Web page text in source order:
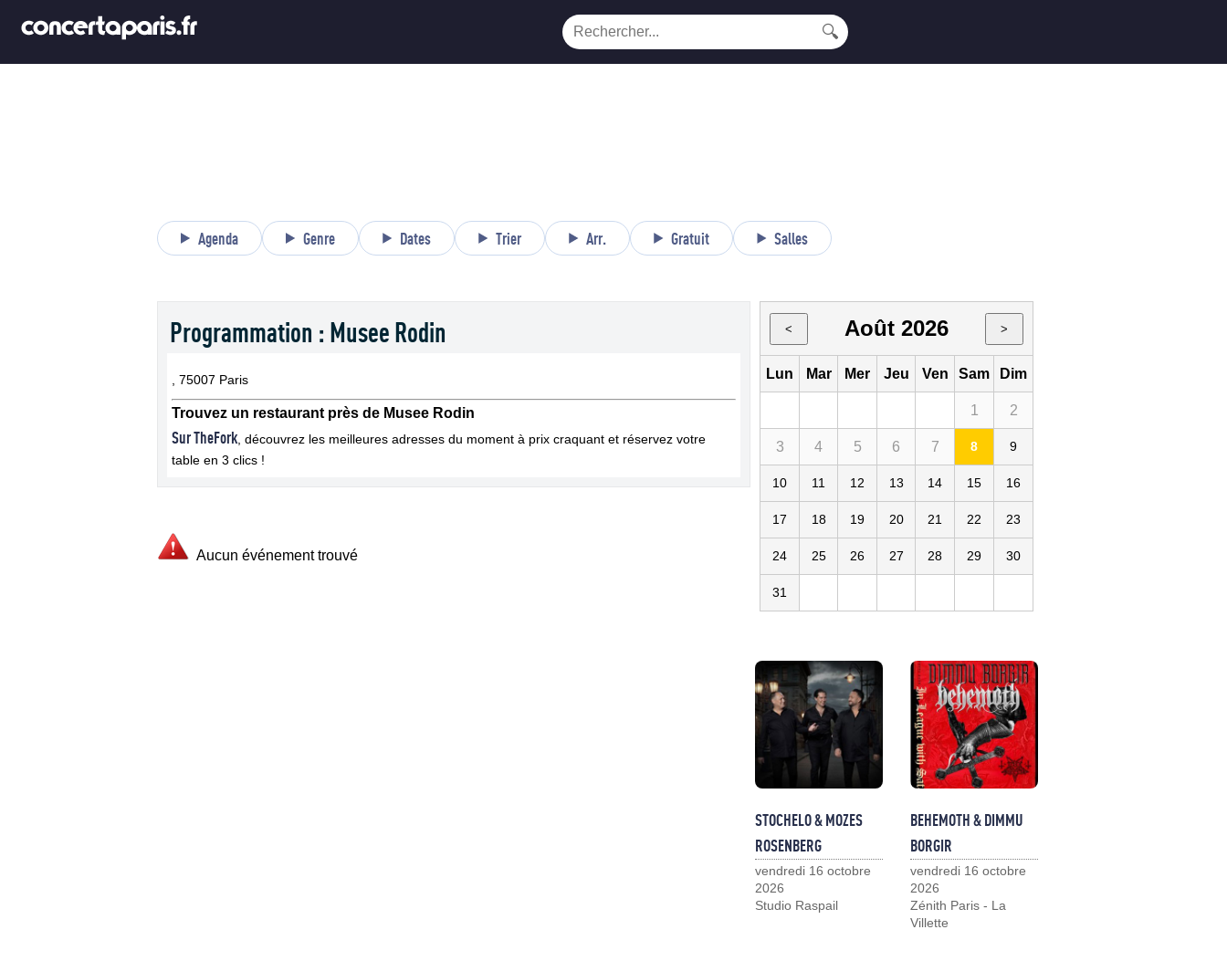
🔍
Agenda Genre Dates Trier Arr. Gratuit Salles
Programmation : Musee Rodin
, 75007 Paris
Trouvez un restaurant près de Musee Rodin
Sur TheFork , découvrez les meilleures adresses du moment à prix craquant et réservez votre
table en 3 clics !
Aucun événement trouvé
< Août 2026 >
Lun Mar Mer Jeu Ven Sam Dim
1 2
3 4 5 6 7 8 9
10 11 12 13 14 15 16
17 18 19 20 21 22 23
24 25 26 27 28 29 30
31
STOCHELO & MOZES
ROSENBERG
vendredi 16 octobre
2026
Studio Raspail
BEHEMOTH & DIMMU
BORGIR
vendredi 16 octobre
2026
Zénith Paris - La
Villette